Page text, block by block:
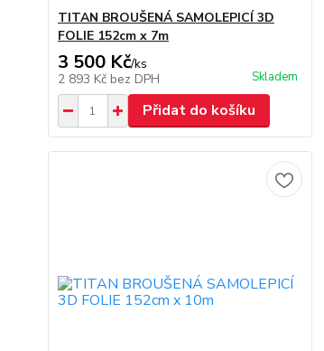
TITAN BROUŠENÁ SAMOLEPICÍ 3D
FOLIE 152cm x 7m
3 500 Kč/ks
2 893 Kč bez DPH Skladem
Přidat do košíku